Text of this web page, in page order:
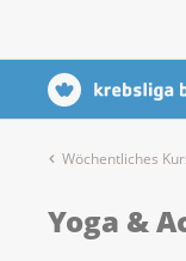
Wöchentliches
Yoga &